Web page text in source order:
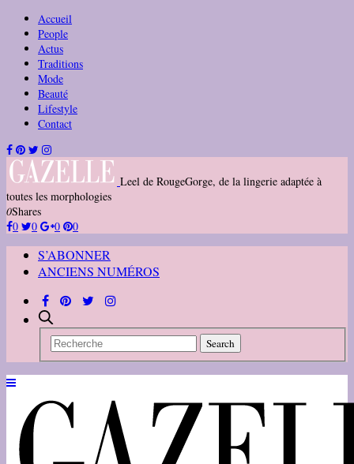
Accueil
People
Actus
Traditions
Mode
Beauté
Lifestyle
Contact
Leel de RougeGorge, de la lingerie adaptée à
toutes les morphologies
0Shares
0
0 0 0
S’ABONNER
ANCIENS NUMÉROS